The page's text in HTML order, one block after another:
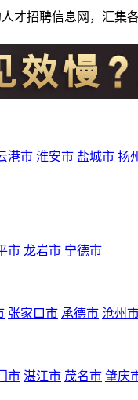
才招聘信息网，汇
港市 淮安市 盐城市 扬
市 龙岩市 宁德市
张家口市 承德市 沧州
市 湛江市 茂名市 肇庆